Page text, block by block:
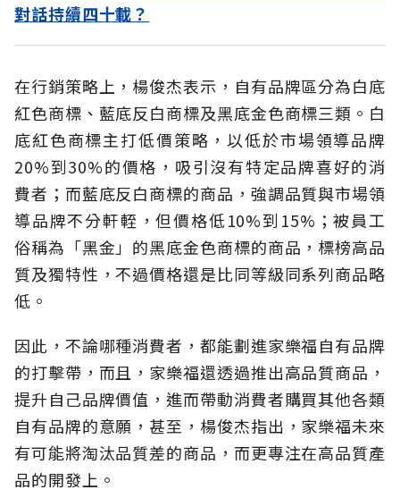
對話持續四十載？
在行銷策略上，楊俊杰表示，自有品牌區分為白底
紅色商標、藍底反白商標及黑底金色商標三類。白
底紅色商標主打低價策略，以低於市場領導品牌
20%到30%的價格，吸引沒有特定品牌喜好的消
費者；而藍底反白商標的商品，強調品質與市場領
導品牌不分軒輊，但價格低10%到15%；被員工
俗稱為「黑金」的黑底金色商標的商品，標榜高品
質及獨特性，不過價格還是比同等級同系列商品略
低。
因此，不論哪種消費者，都能劃進家樂福自有品牌
的打擊帶，而且，家樂福還透過推出高品質商品，
提升自己品牌價值，進而帶動消費者購買其他各類
自有品牌的意願，甚至，楊俊杰指出，家樂福未來
有可能將淘汰品質差的商品，而更專注在高品質產
品的開發上。